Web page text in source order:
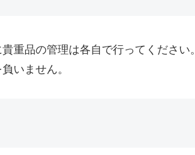
重品の管理は各自で行ってください
いません。